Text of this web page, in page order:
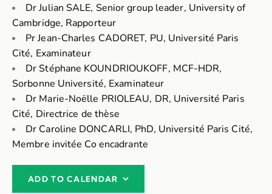
Dr Julian SALE, Senior group leader, University of
Cambridge, Rapporteur
Pr Jean-Charles CADORET, PU, Université Paris
Cité, Examinateur
Dr Stéphane KOUNDRIOUKOFF, MCF-HDR,
Sorbonne Université, Examinateur
Dr Marie-Noëlle PRIOLEAU, DR, Université Paris
Cité, Directrice de thèse
Dr Caroline DONCARLI, PhD, Université Paris Cité,
Membre invitée Co encadrante
ADD TO CALENDAR